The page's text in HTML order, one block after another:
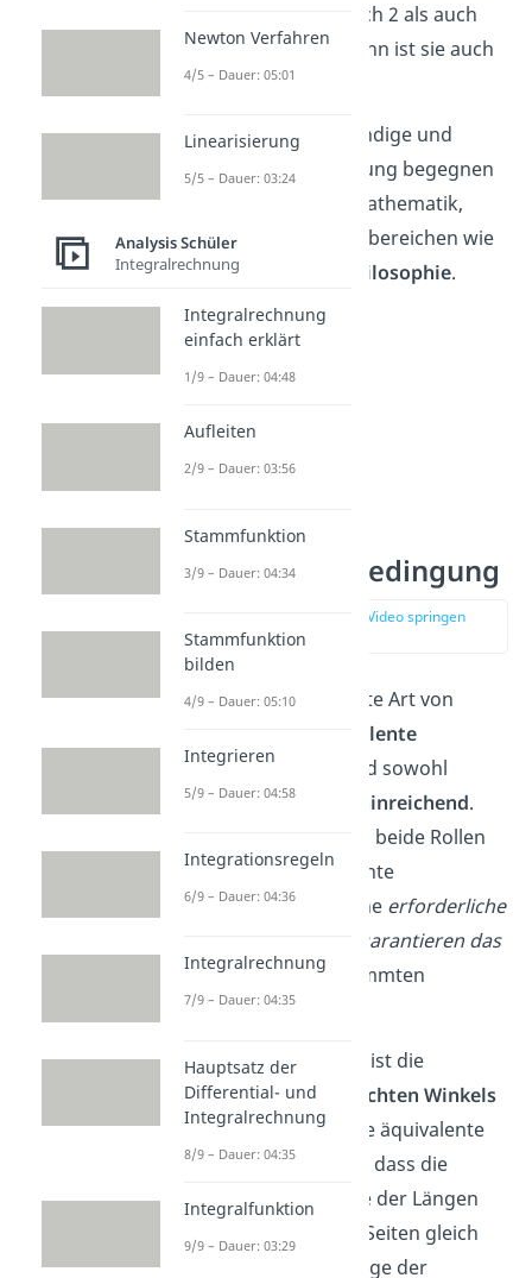
Zahl also sowohl durch 2 als auch
durch 3 teilbar ist, dann ist sie auch
ein Vielfaches von 6.
Übrigens:Die notwendige und
hinreichende Bedingung begegnen
dir nicht nur in der Mathematik,
sondern auch in Fachbereichen wie
Physik, Philosophie.
Äquivalente Bedingung
zur Stelle im Video springen
(02:35)
Es gibt noch eine dritte Art von
äquivalente
Bedingungen
. Sie sind sowohl
notwendigals auch hinreichend.
Das heißt, sie erfüllen beide Rollen
gleichzeitig: Äquivalente
Bedingungen sind eine erforderliche
garantieren das
Eintreteneines bestimmten
Ergebnisses.
Ein typisches Beispiel ist die
Bestimmung eines
rechten Winkels
in einemDreieck
Eine äquivalente
Bedingung hier wäre, dass die
Summe der Quadrate der Längen
der beiden kürzeren Seiten gleich
dem Quadrat der Länge der
Newton Verfahren
4/5 – Dauer: 05:01
Linearisierung
5/5 – Dauer: 03:24
Analysis Schüler
Integralrechnung
Integralrechnung
einfach erklärt
1/9 – Dauer: 04:48
Aufleiten
2/9 – Dauer: 03:56
Stammfunktion
3/9 – Dauer: 04:34
Stammfunktion
bilden
4/9 – Dauer: 05:10
Integrieren
5/9 – Dauer: 04:58
Integrationsregeln
6/9 – Dauer: 04:36
Integralrechnung
7/9 – Dauer: 04:35
Hauptsatz der
Differential- und
Integralrechnung
8/9 – Dauer: 04:35
Integralfunktion
9/9 – Dauer: 03:29